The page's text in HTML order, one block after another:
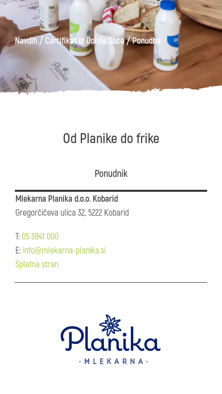
Navdih/ Certifikat Iz Doline Soče/Ponudba
Od Planike do frike
Ponudnik
Mlekarna Planika d.o.o. Kobarid
Gregorčičeva ulica 32, 5222 Kobarid
T: 05 3841 000
E: info@mlekarna-planika.si
Spletna stran